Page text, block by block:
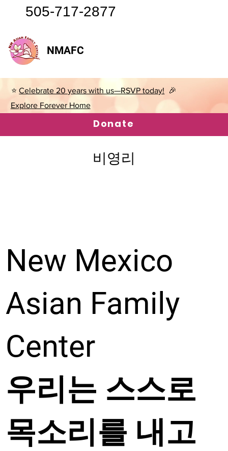
505-717-2877
NMAFC
⭐Celebrate 20 years with us—RSVP today! 🎉
Explore Forever Home
Donate
우리는 스스로
목소리를 내고
New Mexico
Asian Family
Center
비영리